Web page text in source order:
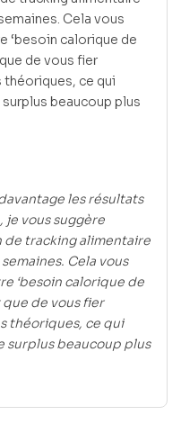
Cela vous
‘besoin calorique de
de vous fier
théoriques, ce qui
beaucoup plus
les résultats
je vous suggère
de tracking alimentaire
Cela vous
‘besoin calorique de
de vous fier
théoriques, ce qui
surplus beaucoup plus